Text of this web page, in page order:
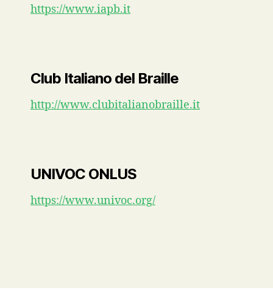
https://www.iapb.it
Club Italiano del Braille
http://www.clubitalianobraille.it
UNIVOC ONLUS
https://www.univoc.org/